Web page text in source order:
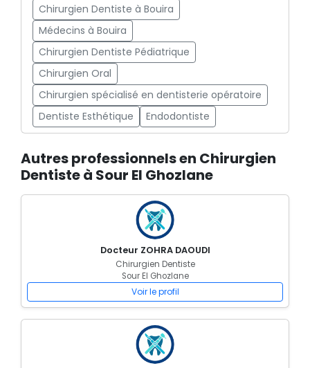
Chirurgien Dentiste à Bouira
Médecins à Bouira
Chirurgien Dentiste Pédiatrique
Chirurgien Oral
Chirurgien spécialisé en dentisterie opératoire
Dentiste Esthétique
Endodontiste
Autres professionnels en Chirurgien
Dentiste à Sour El Ghozlane
Docteur ZOHRA DAOUDI
Chirurgien Dentiste
Sour El Ghozlane
Voir le profil